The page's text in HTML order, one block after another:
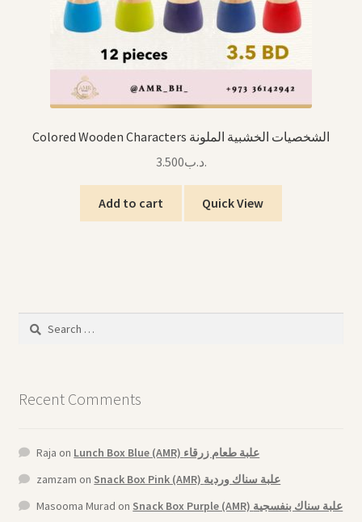
Colored Wooden Characters الشخصيات الخشبية الملونة
.د.ب3.500
Add to cart Quick View
Search
Recent Comments
Raja on
Lunch Box Blue (AMR) علبة طعام زرقاء
zamzam on
Snack Box Pink (AMR) علبة سناك وردية
Masooma Murad on Snack Box Purple (AMR) علبة سناك بنفسجية